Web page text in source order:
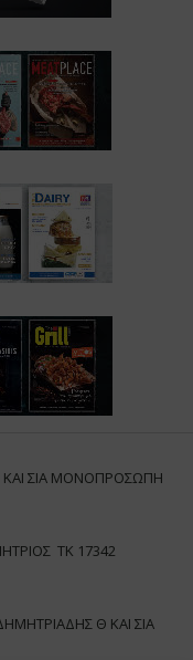
ΣΙΑ ΜΟΝΟΠΡΟΣΩΠΗ
ΤΚ 17342
Θ ΚΑΙ ΣΙΑ